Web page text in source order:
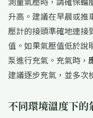
升高。建議在早晨或推
壓計的接頭準確地連接
值。如果氣壓值低於說
泵進行充氣。充氣時，
建議逐步充氣，並多次
不同環境溫度下的